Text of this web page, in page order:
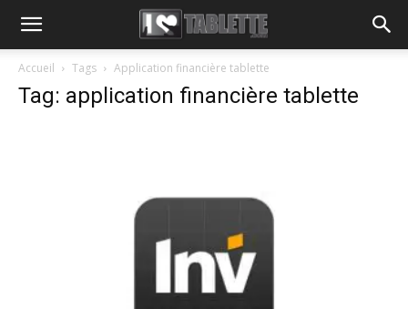
Accueil Tags Application financière tablette
Tag: application financière tablette